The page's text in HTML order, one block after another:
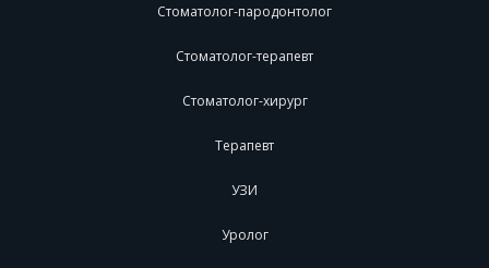
Стоматолог-пародонтолог
Стоматолог-терапевт
Стоматолог-хирург
Терапевт
УЗИ
Уролог